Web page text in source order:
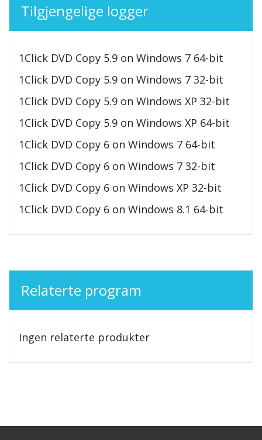
Tilgjengelige logger
1Click DVD Copy 5.9 on Windows 7 64-bit
1Click DVD Copy 5.9 on Windows 7 32-bit
1Click DVD Copy 5.9 on Windows XP 32-bit
1Click DVD Copy 5.9 on Windows XP 64-bit
1Click DVD Copy 6 on Windows 7 64-bit
1Click DVD Copy 6 on Windows 7 32-bit
1Click DVD Copy 6 on Windows XP 32-bit
1Click DVD Copy 6 on Windows 8.1 64-bit
Relaterte program
Ingen relaterte produkter